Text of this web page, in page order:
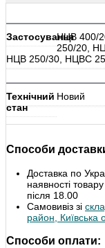
ЗастосуванняНЦВ 400/
250/20,
НЦВ 250/30, НЦВС
Технічний
стан
Новий
Способи
Доставка по
наявності
після 18.00
Самовивіз зі
район, Київська
Способи оплати: